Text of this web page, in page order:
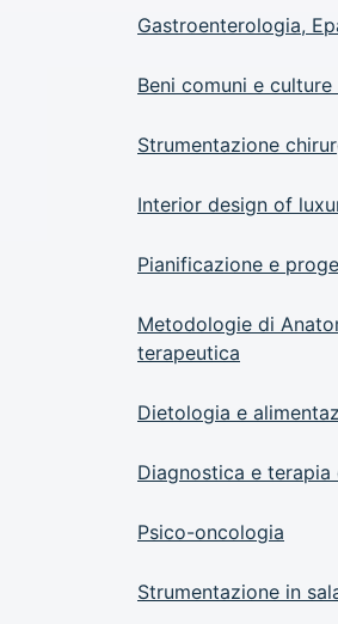
Gastroenterologia,
Beni comuni e
Strumentazione
Interior design of
Pianificazione e
Metodologie di
terapeutica
Dietologia e
Diagnostica e
Psico-oncologia
Strumentazione in